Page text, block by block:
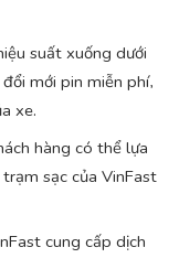
suất xuống dưới
mới pin miễn phí,
xe.
hàng có thể lựa
sạc của VinFast
cung cấp dịch